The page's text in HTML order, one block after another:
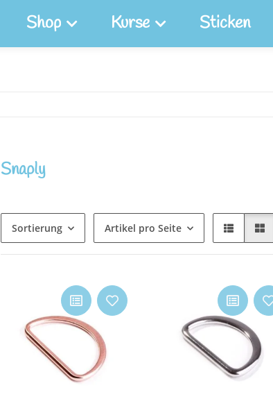
Shop Kurse Sticken
Snaply
Sortierung Artikel pro Seite